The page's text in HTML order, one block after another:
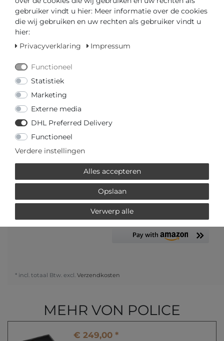
Klaar voor verzending in 4-5 dagen
Uw prijs met
Wensenlijst Vraag over het artikel
IN DE WINKELWAGEN
of
* incl. totaal Btw. excl. Verzendkosten
MEHR VON POLICE
€ 249,00 *
gebruiker vindt u hier: Meer informatie over de cookies
die wij gebruiken en uw rechten als gebruiker vindt u
hier:
Privacyverklaring
Impressum
Functioneel
Statistiek
Marketing
Externe media
DHL Preferred Delivery
Functioneel
Verdere instellingen
Alles accepteren
Opslaan
Verwerp alle